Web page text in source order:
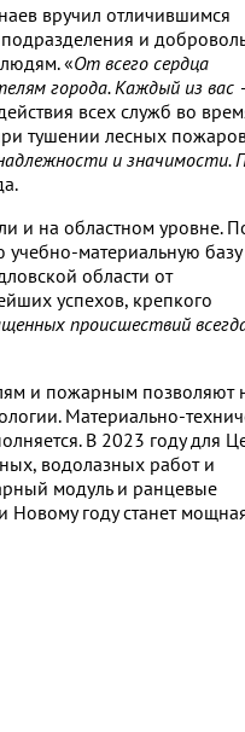
вручил отличившимся
и
«От всего сердца
города. Каждый из вас
всех служб во
тушении лесных
и значимости.
и на областном уровне.
материальную базу
области от
успехов, крепкого
происшествий
и пожарным позволяют
Материально-
В 2023 году для
водолазных работ и
модуль и ранцевые
году станет